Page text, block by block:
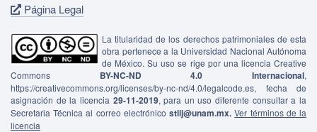
Página Legal
La titularidad de los derechos patrimoniales de esta
obra pertenece a la Universidad Nacional Autónoma
de México. Su uso se rige por una licencia Creative
Commons BY-NC-ND 4.0 Internacional,
https://creativecommons.org/licenses/by-nc-nd/4.0/legalcode.es, fecha de
asignación de la licencia 29-11-2019, para un uso diferente consultar a la
Secretaria Técnica al correo electrónicostiij@unam.mx. Ver términos de la
licencia